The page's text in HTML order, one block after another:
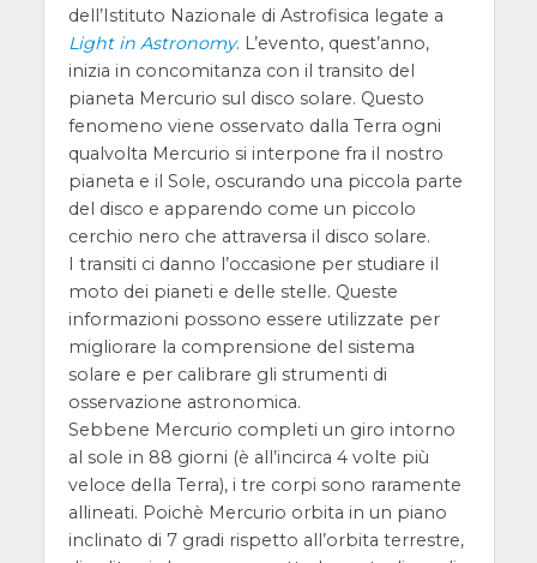
dell’Istituto Nazionale di Astrofisica legate a
Light in Astronomy. L’evento, quest’anno,
inizia in concomitanza con il transito del
pianeta Mercurio sul disco solare. Questo
fenomeno viene osservato dalla Terra ogni
qualvolta Mercurio si interpone fra il nostro
pianeta e il Sole, oscurando una piccola parte
del disco e apparendo come un piccolo
cerchio nero che attraversa il disco solare.
I transiti ci danno l’occasione per studiare il
moto dei pianeti e delle stelle. Queste
informazioni possono essere utilizzate per
migliorare la comprensione del sistema
solare e per calibrare gli strumenti di
osservazione astronomica.
Sebbene Mercurio completi un giro intorno
al sole in 88 giorni (è all’incirca 4 volte più
veloce della Terra), i tre corpi sono raramente
allineati. Poichè Mercurio orbita in un piano
inclinato di 7 gradi rispetto all’orbita terrestre,